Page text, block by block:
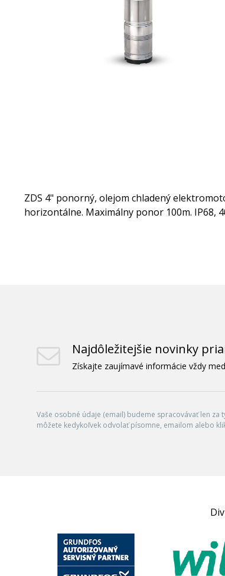
ZDS 4" ponorný, olejom chladený
horizontálne. Maximálny ponor 100m. IP68,
Najdôležitejšie novinky
Získajte zaujímavé informácie vždy
Vaše osobné údaje (email) budeme spracovávať len
môžete kedykoľvek odvolať písomne, emailom alebo